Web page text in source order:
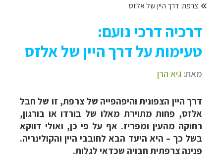
צרפת: דרך היין של אלזס
דרכיה דרכי נועם:
טעימות על דרך היין של אלזס
מאת: גיא הרן
דרך היין הצפונית והיפהפייה של צרפת, זו של חבל
אלזס, פחות מתוירת מאלו של בורדו או בורגון,
רחוקה מהעין ומפריז. אף על פי כן, ואולי דווקא
בשל כך – היא היעד הבא לחובבי היין והקולינריה.
פנינה צרפתית חבויה שכדאי לגלות.